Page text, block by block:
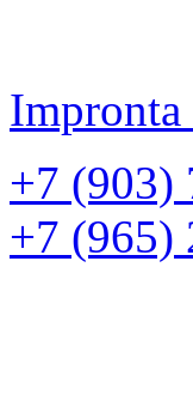
Impronta
+7 (903)
+7 (965)